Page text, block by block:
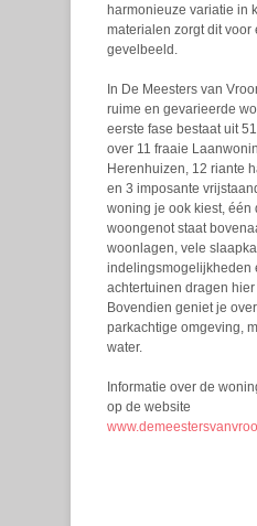
harmonieuze variatie in
materialen zorgt dit voor
gevelbeeld.
In De Meesters van
ruime en gevarieerde
eerste fase bestaat uit
over 11 fraaie
Herenhuizen, 12 riante
en 3 imposante
woning je ook kiest, één
woongenot staat
woonlagen, vele
indelingsmogelijkheden
achtertuinen dragen
Bovendien geniet je
parkachtige omgeving,
water.
Informatie over de
op de website